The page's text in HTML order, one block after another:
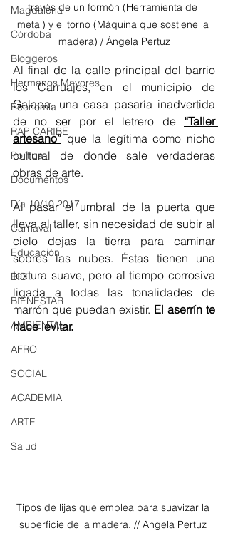
Magdalena
Córdoba
Bloggeros
Hermanos Mayores
Economía
RAP CARIBE
Política
Documentos
Día 10/10 2017
Carnaval
Educación
BID
BIENESTAR
AMBIENTAL
AFRO
SOCIAL
ACADEMIA
ARTE
Salud
través de un formón (Herramienta de
metal) y el torno (Máquina que sostiene la
madera) / Ángela Pertuz
Al final de la calle principal del barrio
los Carruajes, en el municipio de
Galapa, una casa pasaría inadvertida
de no ser por el letrero de “Taller
artesano” que la legítima como nicho
cultural de donde sale verdaderas
obras de arte.
Al pasar el umbral de la puerta que
lleva al taller, sin necesidad de subir al
cielo dejas la tierra para caminar
sobres las nubes. Éstas tienen una
textura suave, pero al tiempo corrosiva
ligada a todas las tonalidades de
marrón que puedan existir. El aserrín te
hace levitar.
Tipos de lijas que emplea para suavizar la
superficie de la madera. // Angela Pertuz